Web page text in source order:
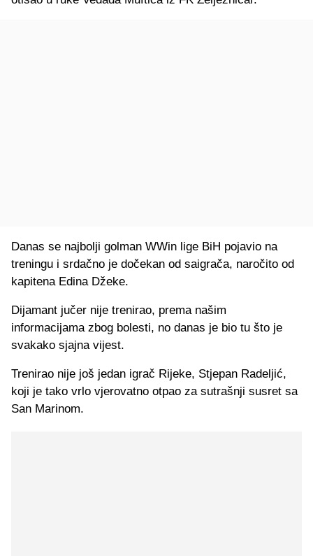
Danas se najbolji golman WWin lige BiH pojavio na
treningu i srdačno je dočekan od saigrača, naročito od
kapitena Edina Džeke.
Dijamant jučer nije trenirao, prema našim
informacijama zbog bolesti, no danas je bio tu što je
svakako sjajna vijest.
Trenirao nije još jedan igrač Rijeke, Stjepan Radeljić,
koji je tako vrlo vjerovatno otpao za sutrašnji susret sa
San Marinom.